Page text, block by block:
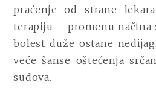
praćenje od strane
terapiju – promenu načina
bolest duže ostane
veće šanse oštećenja
sudova.